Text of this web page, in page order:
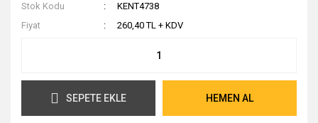
Stok Kodu
KENT4738
Fiyat
260,40 TL + KDV
SEPETE EKLE HEMEN AL